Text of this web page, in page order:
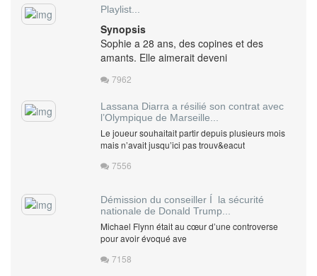
Playlist...
Synopsis
Sophie a 28 ans, des copines et des
amants. Elle aimerait deveni
7962
Lassana Diarra a résilié son contrat avec
l’Olympique de Marseille...
Le joueur souhaitait partir depuis plusieurs mois
mais n’avait jusqu’ici pas trouv&eacut
7556
Démission du conseiller Í la sécurité
nationale de Donald Trump...
Michael Flynn était au cœur d’une controverse
pour avoir évoqué ave
7158